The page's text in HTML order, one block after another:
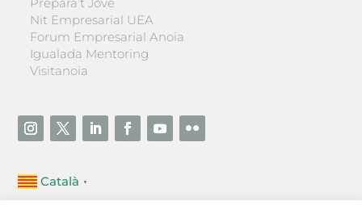
Nit Empresarial UEA
Forum Empresarial Anoia
Igualada Mentoring
Visitanoia
Català ▼